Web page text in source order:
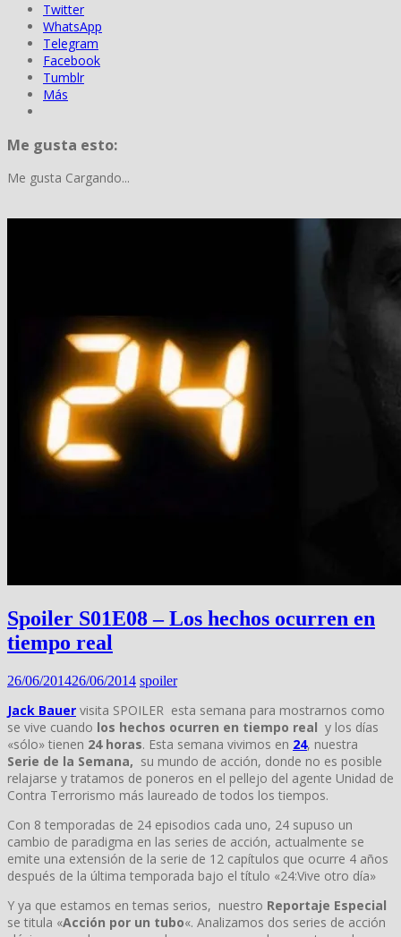
Twitter
WhatsApp
Telegram
Facebook
Tumblr
Más
Me gusta esto:
Me gusta Cargando...
Spoiler S01E08 – Los hechos ocurren en
tiempo real
26/06/201426/06/2014 spoiler
Jack Bauer visita SPOILER esta semana para mostrarnos como
se vive cuando los hechos ocurren en tiempo real y los días
«sólo» tienen 24 horas. Esta semana vivimos en 24, nuestra
Serie de la Semana, su mundo de acción, donde no es posible
relajarse y tratamos de poneros en el pellejo del agente Unidad de
Contra Terrorismo más laureado de todos los tiempos.
Con 8 temporadas de 24 episodios cada uno, 24 supuso un
cambio de paradigma en las series de acción, actualmente se
emite una extensión de la serie de 12 capítulos que ocurre 4 años
después de la última temporada bajo el título «24:Vive otro día»
Y ya que estamos en temas serios, nuestro Reportaje Especial
se titula «Acción por un tubo«. Analizamos dos series de acción